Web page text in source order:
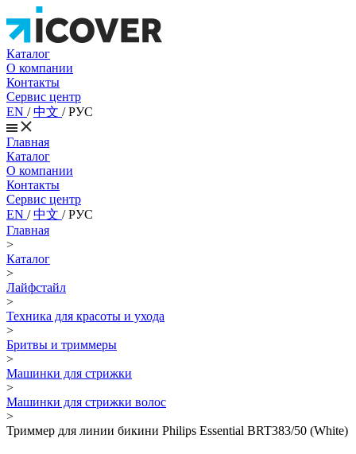
Каталог
О компании
Контакты
Сервис центр
EN /中文 /РУС
Главная
Каталог
О компании
Контакты
Сервис центр
EN /中文 /РУС
Главная
>
Каталог
>
Лайфстайл
>
Техника для красоты и ухода
>
Бритвы и триммеры
>
Машинки для стрижки
>
Машинки для стрижки волос
>
Триммер для линии бикини Philips Essential BRT383/50 (White)